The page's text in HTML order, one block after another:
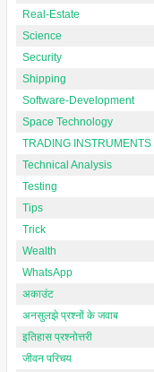
Real-Estate
Science
Security
Shipping
Software-Development
Space Technology
TRADING INSTRUMENTS
Technical Analysis
Testing
Tips
Trick
Wealth
WhatsApp
अकाउंट
अनसुलझे प्रश्नों के जवाब
इतिहास प्रश्नोत्तरी
जीवन परिचय